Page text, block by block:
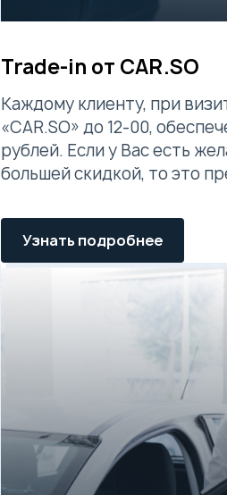
Trade-in от CAR.SO
Каждому клиенту, при
«CAR.SO» до 12-00,
рублей. Если у Вас есть
большей скидкой, то это
Узнать подробнее